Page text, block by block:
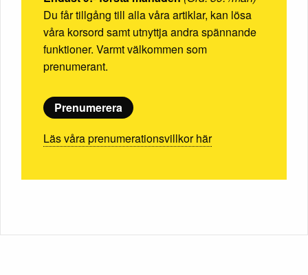
Du får tillgång till alla våra artiklar, kan lösa
våra korsord samt utnyttja andra spännande
funktioner. Varmt välkommen som
prenumerant.
Prenumerera
Läs våra prenumerationsvillkor här